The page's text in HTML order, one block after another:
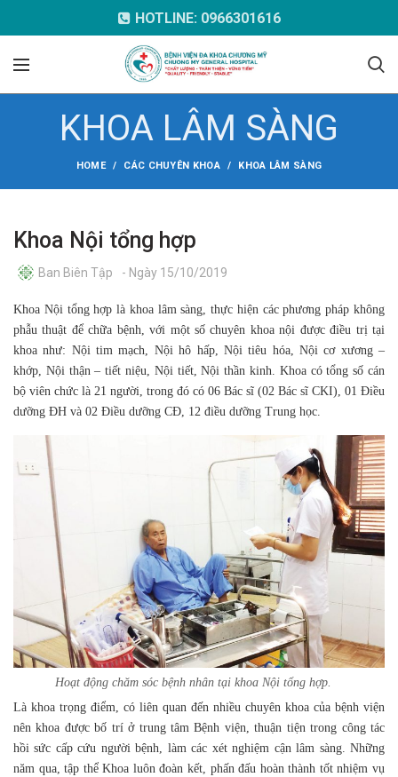
HOTLINE: 0966301616
KHOA LÂM SÀNG
HOME CÁC CHUYÊN KHOA KHOA LÂM SÀNG
Khoa Nội tổng hợp
Ban Biên Tập - Ngày 15/10/2019
Khoa Nội tổng hợp là khoa lâm sàng, thực hiện các phương pháp không
phẫu thuật để chữa bệnh, với một số chuyên khoa nội được điều trị tại
khoa như: Nội tim mạch, Nội hô hấp, Nội tiêu hóa, Nội cơ xương –
khớp, Nội thận – tiết niệu, Nội tiết, Nội thần kinh. Khoa có tổng số cán
bộ viên chức là 21 người, trong đó có 06 Bác sĩ (02 Bác sĩ CKI), 01 Điều
dưỡng ĐH và 02 Điều dưỡng CĐ, 12 điều dưỡng Trung học.
Hoạt động chăm sóc bệnh nhân tại khoa Nội tổng hợp.
Là khoa trọng điểm, có liên quan đến nhiều chuyên khoa của bệnh viện
nên khoa được bố trí ở trung tâm Bệnh viện, thuận tiện trong công tác
hồi sức cấp cứu người bệnh, làm các xét nghiệm cận lâm sàng. Những
năm qua, tập thể Khoa luôn đoàn kết, phấn đấu hoàn thành tốt nhiệm vụ